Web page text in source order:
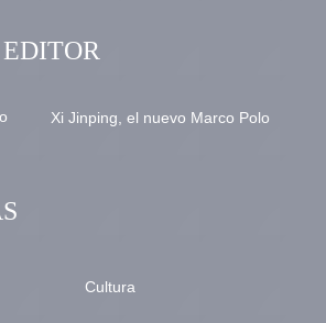
Xi Jinping, el nuevo Marco Polo
Cultura